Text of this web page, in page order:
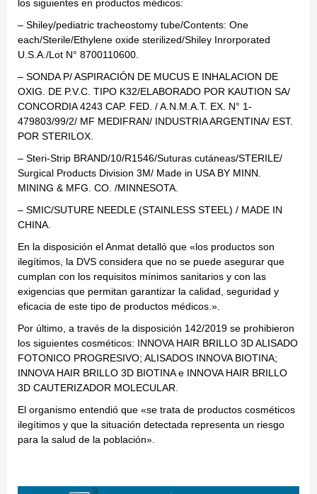
los siguientes en productos médicos:
– Shiley/pediatric tracheostomy tube/Contents: One
each/Sterile/Ethylene oxide sterilized/Shiley Inrorporated
U.S.A./Lot N° 8700110600.
– SONDA P/ ASPIRACIÓN DE MUCUS E INHALACION DE
OXIG. DE P.V.C. TIPO K32/ELABORADO POR KAUTION SA/
CONCORDIA 4243 CAP. FED. / A.N.M.A.T. EX. N° 1-
479803/99/2/ MF MEDIFRAN/ INDUSTRIA ARGENTINA/ EST.
POR STERILOX.
– Steri-Strip BRAND/10/R1546/Suturas cutáneas/STERILE/
Surgical Products Division 3M/ Made in USA BY MINN.
MINING & MFG. CO. /MINNESOTA.
– SMIC/SUTURE NEEDLE (STAINLESS STEEL) / MADE IN
CHINA.
En la disposición el Anmat detalló que «los productos son
ilegítimos, la DVS considera que no se puede asegurar que
cumplan con los requisitos mínimos sanitarios y con las
exigencias que permitan garantizar la calidad, seguridad y
eficacia de este tipo de productos médicos.».
Por último, a través de la disposición 142/2019 se prohibieron
los siguientes cosméticos: INNOVA HAIR BRILLO 3D ALISADO
FOTONICO PROGRESIVO; ALISADOS INNOVA BIOTINA;
INNOVA HAIR BRILLO 3D BIOTINA e INNOVA HAIR BRILLO
3D CAUTERIZADOR MOLECULAR.
El organismo entendió que «se trata de productos cosméticos
ilegítimos y que la situación detectada representa un riesgo
para la salud de la población».